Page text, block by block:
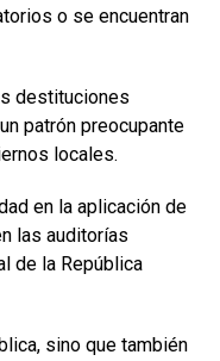
o se encuentran
destituciones
patrón preocupante
locales.
en la aplicación de
las auditorías
de la República
sino que también